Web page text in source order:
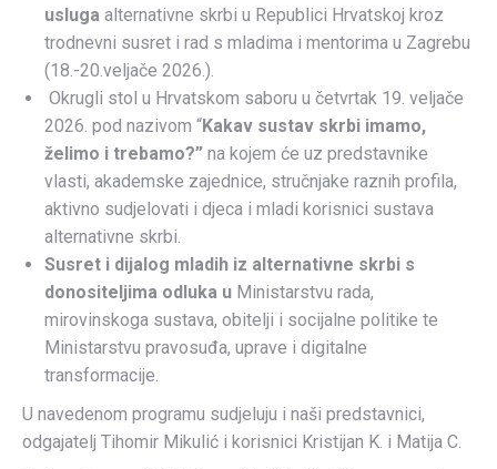
usluga alternativne skrbi u Republici Hrvatskoj kroz
trodnevni susret i rad s mladima i mentorima u Zagrebu
(18.-20.veljače 2026.).
Okrugli stol u Hrvatskom saboru u četvrtak 19. veljače
2026. pod nazivom “Kakav sustav skrbi imamo,
želimo i trebamo?” na kojem će uz predstavnike
vlasti, akademske zajednice, stručnjake raznih profila,
aktivno sudjelovati i djeca i mladi korisnici sustava
alternativne skrbi.
Susret i dijalog mladih iz alternativne skrbi s
donositeljima odluka u Ministarstvu rada,
mirovinskoga sustava, obitelji i socijalne politike te
Ministarstvu pravosuđa, uprave i digitalne
transformacije.
U navedenom programu sudjeluju i naši predstavnici,
odgajatelj Tihomir Mikulić i korisnici Kristijan K. i Matija C.